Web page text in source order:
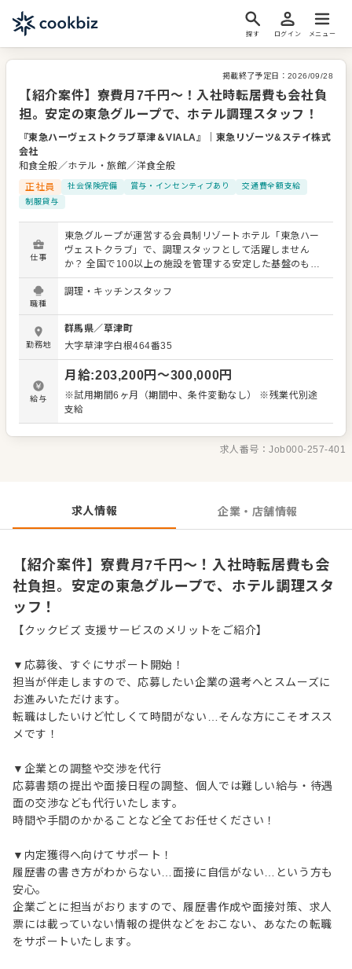
探す ログイン メニュー
掲載終了予定日： 2026/09/28
【紹介案件】寮費月7千円～！入社時転居費も会社負
担。安定の東急グループで、ホテル調理スタッフ！
『東急ハーヴェストクラブ草津＆VIALA』
東急リゾーツ&ステイ株式
会社
和食全般／ホテル・旅館／洋食全般
正社員
社会保険完備 賞与・インセンティブあり
交通費全額支給
制服貸与
仕事
東急グループが運営する会員制リゾートホテル「東急ハー
ヴェストクラブ」で、調理スタッフとして活躍しません
か？ 全国で100以上の施設を管理する安定した基盤のも
と、あなたの力を発揮してください。 あなたには、フレン
チや和会席、ブッフェ、ベーカリーといった様々なレスト
セントラルキッチンに頼ることなく、その土地や地域なら
ではの食材を活かした料理を提供。 ライブキッチンや料理
イベントを通じてお客様と直接会話する機会も豊富です。
料理長がメニューを考えますが、アイデアを出すことも可
能。彩り豊かな料理や焼きたてパンで、お客様に心地よい
空間を演出しましょう。 ＜おすすめポイント＞ 寮費は月
7,000円〜12,000円と格安です。全国転勤の場合、家賃は
残業は20時間程度と少なめ。転勤の有無が選択でき、オン
職種
調理・キッチンスタッフ
勤務地
群馬県／草津町
大字草津字白根464番35
給与
月給:203,200円〜300,000円
※試用期間6ヶ月（期間中、条件変動なし） ※残業代別途
支給
求人番号：Job000-257-401
求人情報 企業・店舗情報
【紹介案件】寮費月7千円～！入社時転居費も会
社負担。安定の東急グループで、ホテル調理スタ
ッフ！
【クックビズ 支援サービスのメリットをご紹介】
▼応募後、すぐにサポート開始！
担当が伴走しますので、応募したい企業の選考へとスムーズに
お進みいただけます。
転職はしたいけど忙しくて時間がない…そんな方にこそオスス
メです！
▼企業との調整や交渉を代行
応募書類の提出や面接日程の調整、個人では難しい給与・待遇
面の交渉なども代行いたします。
時間や手間のかかることなど全てお任せください！
▼内定獲得へ向けてサポート！
履歴書の書き方がわからない…面接に自信がない…という方も
安心。
企業ごとに担当がおりますので、履歴書作成や面接対策、求人
票には載っていない情報の提供などをおこない、あなたの転職
をサポートいたします。